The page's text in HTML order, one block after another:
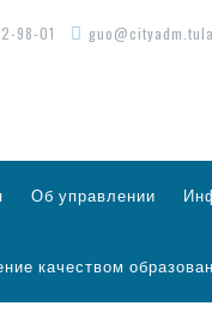
98-01
Об управлении
качеством